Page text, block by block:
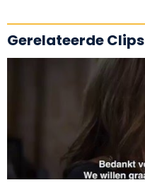
Gerelateerde Clips